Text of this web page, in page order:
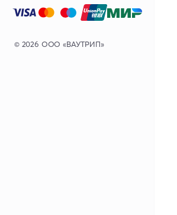
© 2026 ООО «ВАУТРИП»